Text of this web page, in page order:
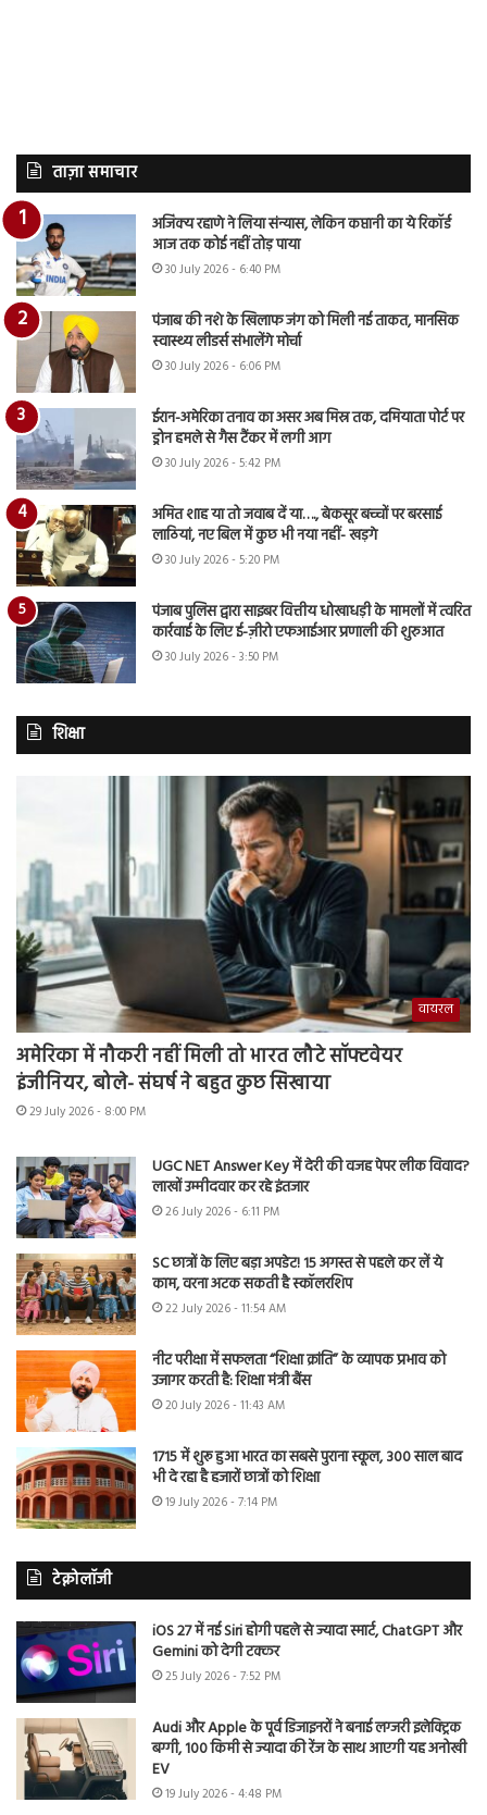
ताज़ा समाचार
अजिंक्य रहाणे ने लिया संन्यास, लेकिन कप्तानी का ये रिकॉर्ड
आज तक कोई नहीं तोड़ पाया
30 July 2026 - 6:40 PM
पंजाब की नशे के खिलाफ जंग को मिली नई ताकत, मानसिक
स्वास्थ्य लीडर्स संभालेंगे मोर्चा
30 July 2026 - 6:06 PM
ईरान-अमेरिका तनाव का असर अब मिस्र तक, दमियाता पोर्ट पर
ड्रोन हमले से गैस टैंकर में लगी आग
30 July 2026 - 5:42 PM
अमित शाह या तो जवाब दें या…., बेकसूर बच्चों पर बरसाई
लाठियां, नए बिल में कुछ भी नया नहीं- खड़गे
30 July 2026 - 5:20 PM
पंजाब पुलिस द्वारा साइबर वित्तीय धोखाधड़ी के मामलों में त्वरित
कार्रवाई के लिए ई-ज़ीरो एफआईआर प्रणाली की शुरुआत
30 July 2026 - 3:50 PM
शिक्षा
वायरल
अमेरिका में नौकरी नहीं मिली तो भारत लौटे सॉफ्टवेयर
इंजीनियर, बोले- संघर्ष ने बहुत कुछ सिखाया
29 July 2026 - 8:00 PM
UGC NET Answer Key में देरी की वजह पेपर लीक विवाद?
लाखों उम्मीदवार कर रहे इंतजार
26 July 2026 - 6:11 PM
SC छात्रों के लिए बड़ा अपडेट! 15 अगस्त से पहले कर लें ये
काम, वरना अटक सकती है स्कॉलरशिप
22 July 2026 - 11:54 AM
नीट परीक्षा में सफलता “शिक्षा क्रांति” के व्यापक प्रभाव को
उजागर करती है: शिक्षा मंत्री बैंस
20 July 2026 - 11:43 AM
1715 में शुरू हुआ भारत का सबसे पुराना स्कूल, 300 साल बाद
भी दे रहा है हजारों छात्रों को शिक्षा
19 July 2026 - 7:14 PM
टेक्नोलॉजी
iOS 27 में नई Siri होगी पहले से ज्यादा स्मार्ट, ChatGPT और
Gemini को देगी टक्कर
25 July 2026 - 7:52 PM
Audi और Apple के पूर्व डिजाइनरों ने बनाई लग्जरी इलेक्ट्रिक
बग्गी, 100 किमी से ज्यादा की रेंज के साथ आएगी यह अनोखी
EV
19 July 2026 - 4:48 PM